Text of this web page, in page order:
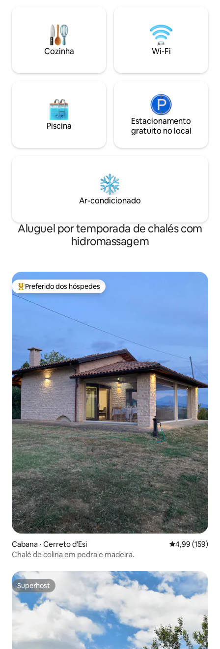
♥️JARDIM+TERRAÇO PANORÂMICO ♥️2
BELOS QUARTOS DUPLOS ♥️2
BANHEIROS LUXUOSOS COM
CHUVEIROS ♥️Recarregue veículos
SONHO DE TER UMA ÁREA PRIVATIVA
também cores
modernos.
em raquetes de
Cozinha Wi-Fi
Piscina
Estacionamento
gratuito no local
Ar-condicionado
Aluguel por temporada de chalés com
hidromassagem
Entre os melhores preferidos dos hóspedes
Preferido dos hóspedes
Cabana ⋅ Cerreto d'Esi 4,99 de uma
4,99 (159)
Chalé de colina em pedra e madeira.
Superhost
Superhost